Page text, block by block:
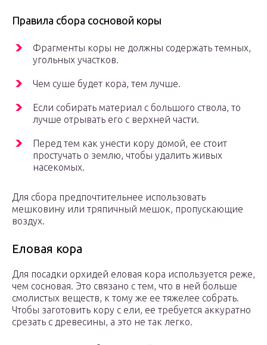
Правила сбора сосновой коры
Фрагменты коры не должны содержать темных,
угольных участков.
Чем суше будет кора, тем лучше.
Если собирать материал с большого ствола, то
лучше отрывать его с верхней части.
Перед тем как унести кору домой, ее стоит
простучать о землю, чтобы удалить живых
насекомых.
Для сбора предпочтительнее использовать
мешковину или тряпичный мешок, пропускающие
воздух.
Еловая кора
Для посадки орхидей еловая кора используется реже,
чем сосновая. Это связано с тем, что в ней больше
смолистых веществ, к тому же ее тяжелее собрать.
Чтобы заготовить кору с ели, ее требуется аккуратно
срезать с древесины, а это не так легко.